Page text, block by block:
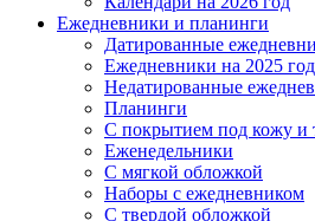
Ежедневники и планинги
Датированные
Ежедневники на 2025 год
Недатированные
Планинги
С покрытием под кожу и
Еженедельники
С мягкой обложкой
Наборы с ежедневником
С твердой обложкой